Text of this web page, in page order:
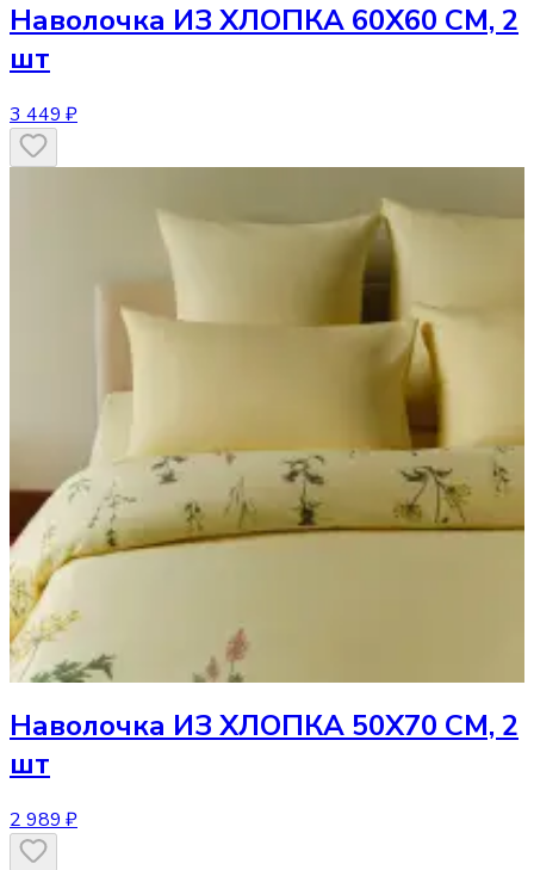
Наволочка ИЗ ХЛОПКА 60Х60 СМ, 2
шт
3 449 ₽
Наволочка ИЗ ХЛОПКА 50Х70 СМ, 2
шт
2 989 ₽